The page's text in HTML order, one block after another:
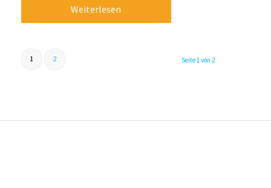
Weiterlesen
Seite 1 von 2
1 2